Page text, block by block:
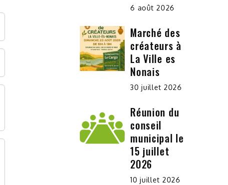
6 août 2026
Marché des
créateurs à
La Ville es
Nonais
30 juillet 2026
Réunion du
conseil
municipal le
15 juillet
2026
10 juillet 2026